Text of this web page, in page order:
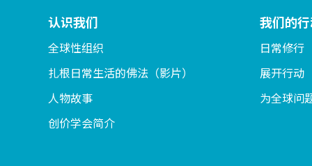
认识我们
全球性组织
扎根日常生活的佛法（影片）
人物故事
创价学会简介
我们的
日常修行
展开行动
为全球问